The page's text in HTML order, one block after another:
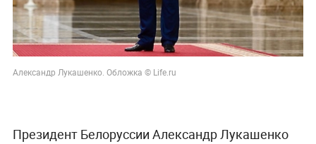
Александр Лукашенко. Обложка © Life.ru
Президент Белоруссии Александр Лукашенко